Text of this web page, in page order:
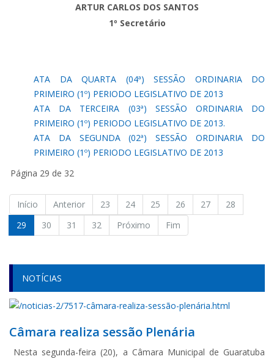
ARTUR CARLOS DOS SANTOS
1º Secretário
ATA DA QUARTA (04ª) SESSÃO ORDINARIA DO
PRIMEIRO (1º) PERIODO LEGISLATIVO DE 2013
ATA DA TERCEIRA (03ª) SESSÃO ORDINARIA DO
PRIMEIRO (1º) PERIODO LEGISLATIVO DE 2013.
ATA DA SEGUNDA (02ª) SESSÃO ORDINARIA DO
PRIMEIRO (1º) PERIODO LEGISLATIVO DE 2013
Página 29 de 32
Início Anterior 23 24 25 26 27
28
29
30 31 32 Próximo Fim
NOTÍCIAS
Câmara realiza sessão Plenária
Nesta segunda-feira (20), a Câmara Municipal de Guaratuba